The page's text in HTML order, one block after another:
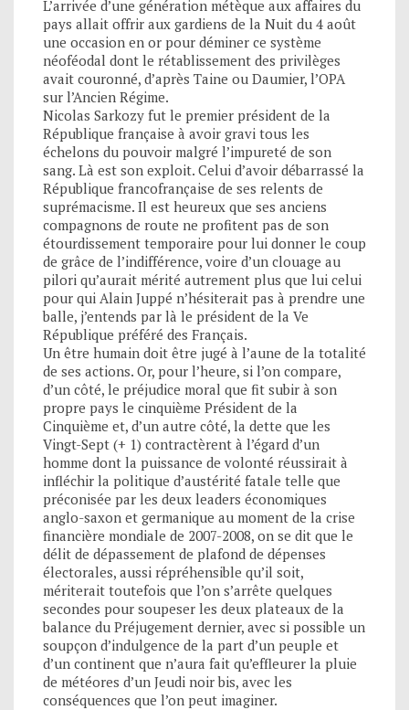
L’arrivée d’une génération métèque aux affaires du
pays allait offrir aux gardiens de la Nuit du 4 août
une occasion en or pour déminer ce système
néoféodal dont le rétablissement des privilèges
avait couronné, d’après Taine ou Daumier, l’OPA
sur l’Ancien Régime.
Nicolas Sarkozy fut le premier président de la
République française à avoir gravi tous les
échelons du pouvoir malgré l’impureté de son
sang. Là est son exploit. Celui d’avoir débarrassé la
République francofrançaise de ses relents de
suprémacisme. Il est heureux que ses anciens
compagnons de route ne profitent pas de son
étourdissement temporaire pour lui donner le coup
de grâce de l’indifférence, voire d’un clouage au
pilori qu’aurait mérité autrement plus que lui celui
pour qui Alain Juppé n’hésiterait pas à prendre une
balle, j’entends par là le président de la Ve
République préféré des Français.
Un être humain doit être jugé à l’aune de la totalité
de ses actions. Or, pour l’heure, si l’on compare,
d’un côté, le préjudice moral que fit subir à son
propre pays le cinquième Président de la
Cinquième et, d’un autre côté, la dette que les
Vingt-Sept (+ 1) contractèrent à l’égard d’un
homme dont la puissance de volonté réussirait à
infléchir la politique d’austérité fatale telle que
préconisée par les deux leaders économiques
anglo-saxon et germanique au moment de la crise
financière mondiale de 2007-2008, on se dit que le
délit de dépassement de plafond de dépenses
électorales, aussi répréhensible qu’il soit,
mériterait toutefois que l’on s’arrête quelques
secondes pour soupeser les deux plateaux de la
balance du Préjugement dernier, avec si possible un
soupçon d’indulgence de la part d’un peuple et
d’un continent que n’aura fait qu’effleurer la pluie
de météores d’un Jeudi noir bis, avec les
conséquences que l’on peut imaginer.